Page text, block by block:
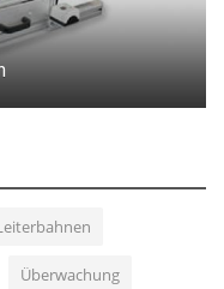
Drehteller: Effiziente
Überwachung